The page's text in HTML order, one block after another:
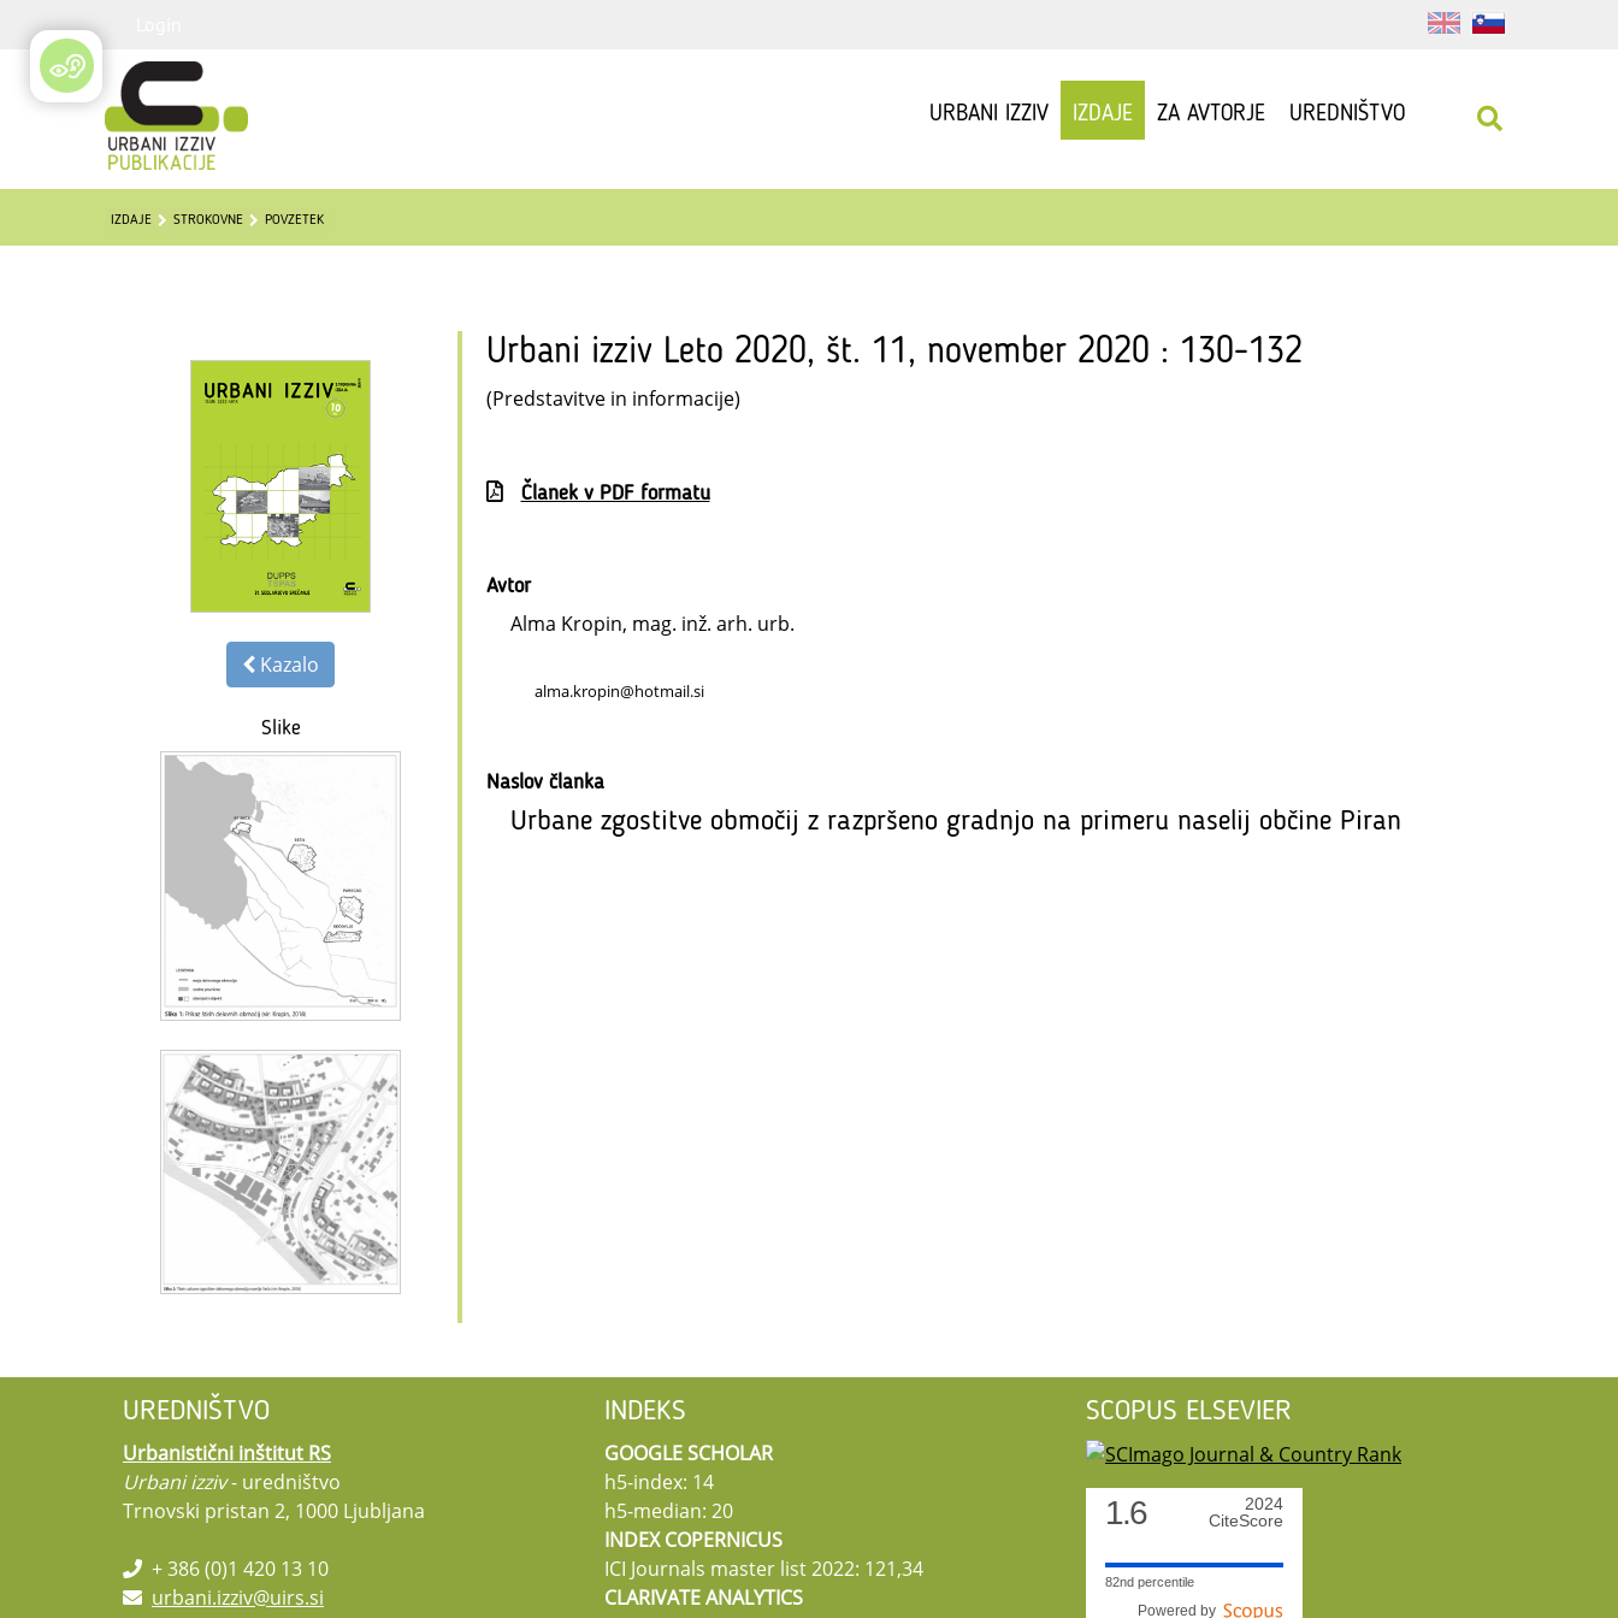
URBANI IZZIV IZDAJE ZA AVTORJE UREDNIŠTVO
IZDAJE STROKOVNE POVZETEK
Kazalo
Slike
Urbani izziv Leto 2020, št. 11, november 2020 : 130-132
(Predstavitve in informacije)
Članek v PDF formatu
Avtor
Alma Kropin, mag. inž. arh. urb.
alma.kropin@hotmail.si
Naslov članka
Urbane zgostitve območij z razpršeno gradnjo na primeru naselij občine Piran
UREDNIŠTVO
Urbanistični inštitut RS
Urbani izziv- uredništvo
Trnovski pristan 2, 1000 Ljubljana
+ 386 (0)1 420 13 10
urbani.izziv@uirs.si
INDEKS
GOOGLE SCHOLAR
h5-index: 14
h5-median: 20
INDEX COPERNICUS
ICI Journals master list 2022: 121,34
CLARIVATE ANALYTICS
SCOPUS ELSEVIER
1.6
2024
CiteScore
82nd percentile
Powered by